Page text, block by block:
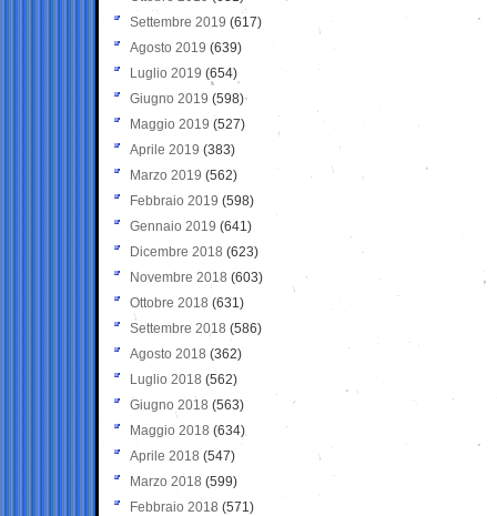
Settembre 2019 (617)
Agosto 2019 (639)
Luglio 2019 (654)
Giugno 2019 (598)
Maggio 2019 (527)
Aprile 2019 (383)
Marzo 2019 (562)
Febbraio 2019 (598)
Gennaio 2019 (641)
Dicembre 2018 (623)
Novembre 2018 (603)
Ottobre 2018 (631)
Settembre 2018 (586)
Agosto 2018 (362)
Luglio 2018 (562)
Giugno 2018 (563)
Maggio 2018 (634)
Aprile 2018 (547)
Marzo 2018 (599)
Febbraio 2018 (571)